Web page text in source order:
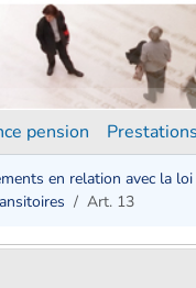
pension
en relation avec la
Art. 13